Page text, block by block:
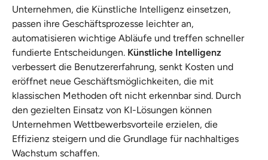
Unternehmen, die Künstliche Intelligenz einsetzen,
passen ihre Geschäftsprozesse leichter an,
automatisieren wichtige Abläufe und treffen schneller
fundierte Entscheidungen. Künstliche Intelligenz
verbessert die Benutzererfahrung, senkt Kosten und
eröffnet neue Geschäftsmöglichkeiten, die mit
klassischen Methoden oft nicht erkennbar sind. Durch
den gezielten Einsatz von KI-Lösungen können
Unternehmen Wettbewerbsvorteile erzielen, die
Effizienz steigern und die Grundlage für nachhaltiges
Wachstum schaffen.